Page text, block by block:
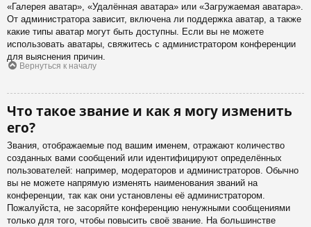
«Галерея аватар», «Удалённая аватара» или «Загружаемая аватара».
От администратора зависит, включена ли поддержка аватар, а также
какие типы аватар могут быть доступны. Если вы не можете
использовать аватары, свяжитесь с администратором конференции
для выяснения причин.
Вернуться к началу
Что такое звание и как я могу изменить
его?
Звания, отображаемые под вашим именем, отражают количество
созданных вами сообщений или идентифицируют определённых
пользователей: например, модераторов и администраторов. Обычно
вы не можете напрямую изменять наименования званий на
конференции, так как они установлены её администратором.
Пожалуйста, не засоряйте конференцию ненужными сообщениями
только для того, чтобы повысить своё звание. На большинстве